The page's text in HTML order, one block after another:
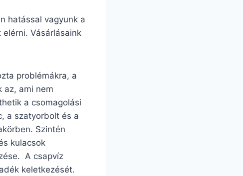
hatással vagyunk a
Vásárlásaink
problémákra, a
az, ami nem
a csomagolási
a szatyorbolt és a
Szintén
kulacsok
A csapvíz
keletkezését.